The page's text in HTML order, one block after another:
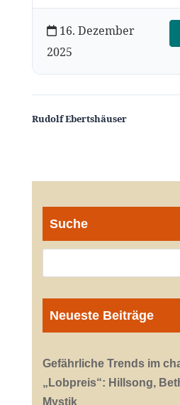
16. Dezember
2025
Rudolf Ebertshäuser
Suche
Neueste Beiträge
Gefährliche Trends im
„Lobpreis“: Hillsong,
Mystik